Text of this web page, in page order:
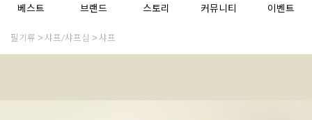
베스트 브랜드 스토리 커뮤니티 이벤트
필기류 샤프/샤프심 샤프